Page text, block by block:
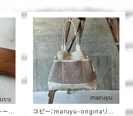
ート
コピー：maruyu-originaリボ